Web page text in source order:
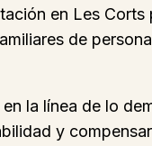
en Les
de
la línea de lo
y